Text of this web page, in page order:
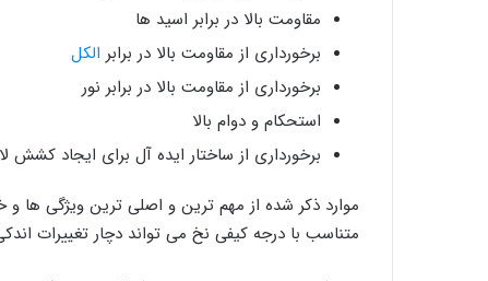
مقاومت بالا در برابر اسید ها
برخورداری از مقاومت بالا در برابر الکل
برخورداری از مقاومت بالا در برابر نور
استحکام و دوام بالا
برخورداری از ساختار ایده آل برای ایجاد کشش
موارد ذکر شده از مهم ترین و اصلی ترین ویژگی
متناسب با درجه کیفی نخ می تواند دچار تغییرات